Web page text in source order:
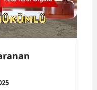
Malatya
Manisa